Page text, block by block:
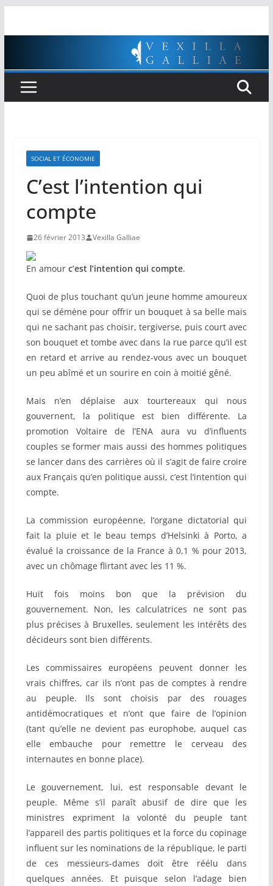
SOCIAL ET ÉCONOMIE
C’est l’intention qui
compte
26 février 2013 Vexilla Galliae
En amour c’est l’intention qui compte.
Quoi de plus touchant qu’un jeune homme amoureux
qui se démène pour offrir un bouquet à sa belle mais
qui ne sachant pas choisir, tergiverse, puis court avec
son bouquet et tombe avec dans la rue parce qu’il est
en retard et arrive au rendez-vous avec un bouquet
un peu abîmé et un sourire en coin à moitié gêné.
Mais n’en déplaise aux tourtereaux qui nous
gouvernent, la politique est bien différente. La
promotion Voltaire de l’ENA aura vu d’influents
couples se former mais aussi des hommes politiques
se lancer dans des carrières où il s’agit de faire croire
aux Français qu’en politique aussi, c’est l’intention qui
compte.
La commission européenne, l’organe dictatorial qui
fait la pluie et le beau temps d’Helsinki à Porto, a
évalué la croissance de la France à 0,1 % pour 2013,
avec un chômage flirtant avec les 11 %.
Huit fois moins bon que la prévision du
gouvernement. Non, les calculatrices ne sont pas
plus précises à Bruxelles, seulement les intérêts des
décideurs sont bien différents.
Les commissaires européens peuvent donner les
vrais chiffres, car ils n’ont pas de comptes à rendre
au peuple. Ils sont choisis par des rouages
antidémocratiques et n’ont que faire de l’opinion
(tant qu’elle ne devient pas europhobe, auquel cas
elle embauche pour remettre le cerveau des
internautes en bonne place).
Le gouvernement, lui, est responsable devant le
peuple. Même s’il paraît abusif de dire que les
ministres expriment la volonté du peuple tant
l’appareil des partis politiques et la force du copinage
influent sur les nominations de la république, le parti
de ces messieurs-dames doit être réélu dans
quelques années. Et puisque selon l’adage bien